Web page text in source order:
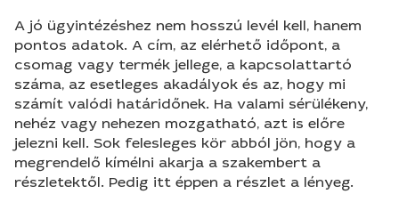
A jó ügyintézéshez nem hosszú levél kell, hanem
pontos adatok. A cím, az elérhető időpont, a
csomag vagy termék jellege, a kapcsolattartó
száma, az esetleges akadályok és az, hogy mi
számít valódi határidőnek. Ha valami sérülékeny,
nehéz vagy nehezen mozgatható, azt is előre
jelezni kell. Sok felesleges kör abból jön, hogy a
megrendelő kímélni akarja a szakembert a
részletektől. Pedig itt éppen a részlet a lényeg.